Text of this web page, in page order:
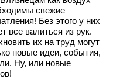
свежие
Без этого у них
все валиться из рук.
их на труд могут
новые идеи, события,
Ну, или новые